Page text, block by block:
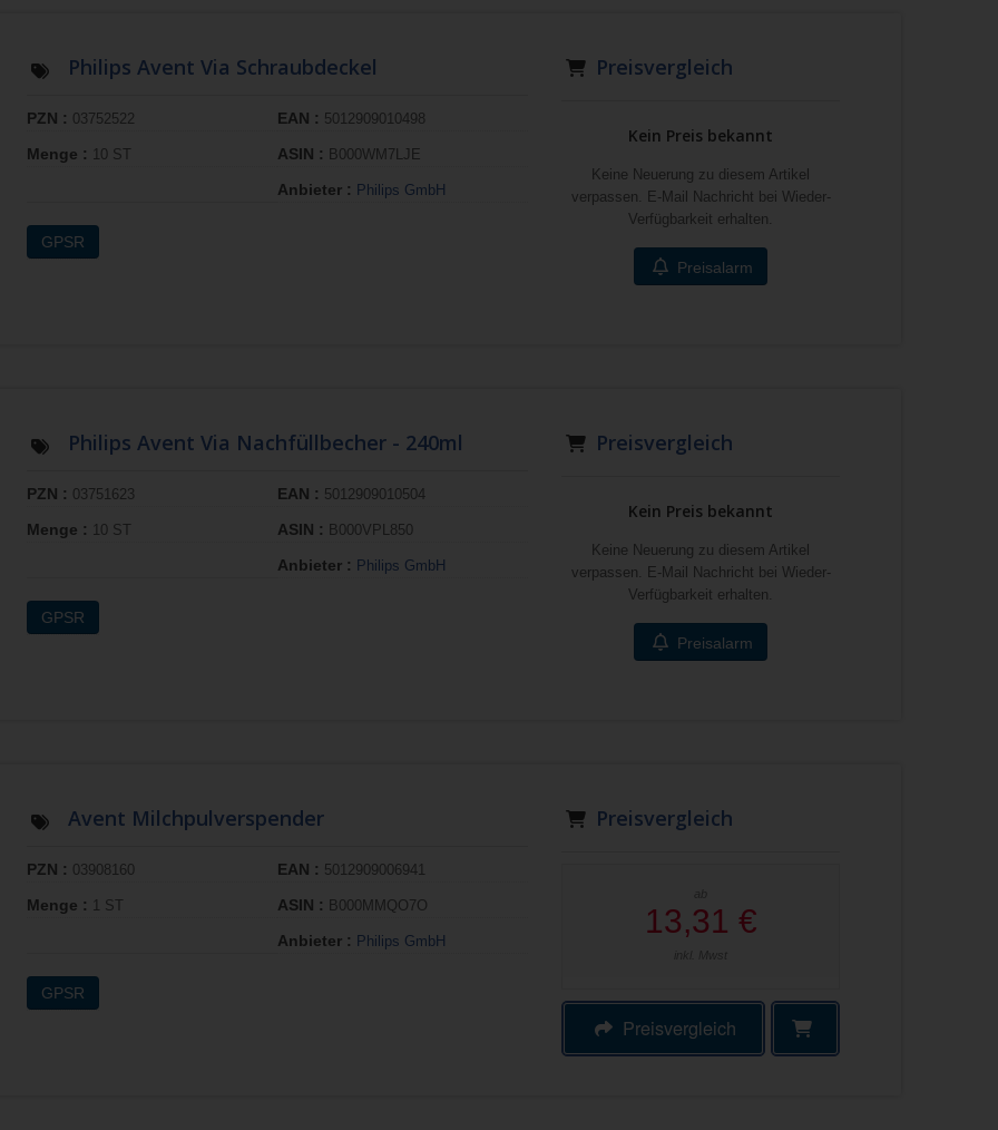
Philips Avent Via Schraubdeckel
PZN : 03752522 EAN : 5012909010498
Menge : 10 ST ASIN : B000WM7LJE
Anbieter : Philips GmbH
GPSR
Preisvergleich
Kein Preis bekannt
Keine Neuerung zu diesem Artikel
verpassen. E-Mail Nachricht bei Wieder-
Verfügbarkeit erhalten.
Preisalarm
Philips Avent Via Nachfüllbecher - 240ml
PZN : 03751623 EAN : 5012909010504
Menge : 10 ST ASIN : B000VPL850
Anbieter : Philips GmbH
GPSR
Preisvergleich
Kein Preis bekannt
Keine Neuerung zu diesem Artikel
verpassen. E-Mail Nachricht bei Wieder-
Verfügbarkeit erhalten.
Preisalarm
Avent Milchpulverspender
PZN : 03908160 EAN : 5012909006941
Menge : 1 ST ASIN : B000MMQO7O
Anbieter : Philips GmbH
GPSR
Preisvergleich
ab
13,31 €
inkl. Mwst
Preisvergleich